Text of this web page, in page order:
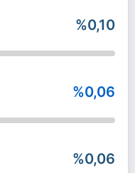
%0,10
%0,06
%0,06